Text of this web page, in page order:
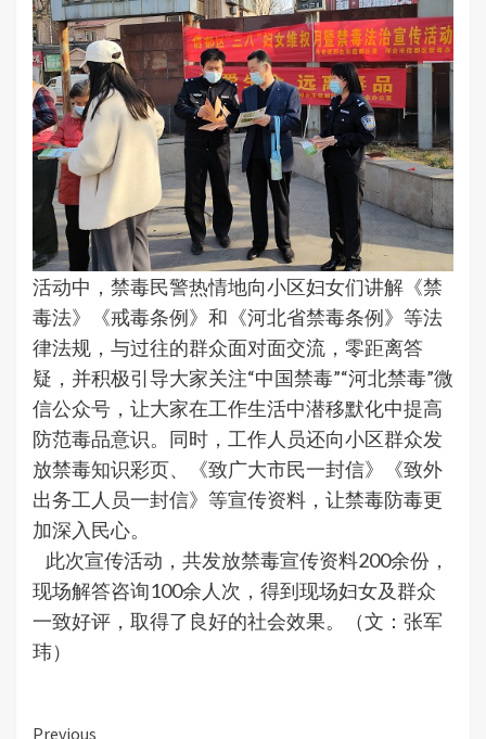
活动中，禁毒民警热情地向小区妇女们讲解《禁
毒法》《戒毒条例》和《河北省禁毒条例》等法
律法规，与过往的群众面对面交流，零距离答
疑，并积极引导大家关注“中国禁毒”“河北禁毒”微
信公众号，让大家在工作生活中潜移默化中提高
防范毒品意识。同时，工作人员还向小区群众发
放禁毒知识彩页、《致广大市民一封信》《致外
出务工人员一封信》等宣传资料，让禁毒防毒更
加深入民心。
此次宣传活动，共发放禁毒宣传资料200余份，
现场解答咨询100余人次，得到现场妇女及群众
一致好评，取得了良好的社会效果。（文：张军
玮）
Previous